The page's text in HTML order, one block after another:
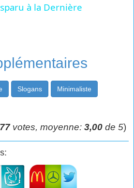
à la Dernière
Slogans Minimaliste
votes, moyenne: 3,00 de 5)